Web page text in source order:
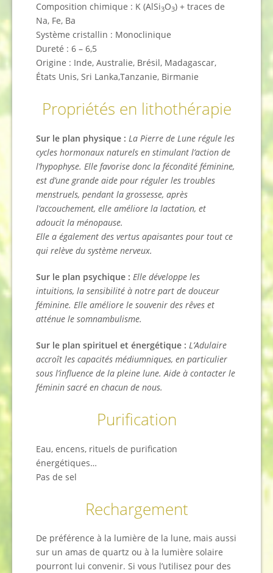
Composition chimique : K (AlSi3O3) + traces de
Na, Fe, Ba
Système cristallin : Monoclinique
Dureté : 6 – 6,5
Origine : Inde, Australie, Brésil, Madagascar,
États Unis, Sri Lanka,Tanzanie, Birmanie
Propriétés en lithothérapie
Sur le plan physique : La Pierre de Lune régule les
cycles hormonaux naturels en stimulant l’action de
l’hypophyse. Elle favorise donc la fécondité féminine,
est d’une grande aide pour réguler les troubles
menstruels, pendant la grossesse, après
l’accouchement, elle améliore la lactation, et
adoucit la ménopause.
Elle a également des vertus apaisantes pour tout ce
qui relève du système nerveux.
Sur le plan psychique : Elle développe les
intuitions, la sensibilité à notre part de douceur
féminine. Elle améliore le souvenir des rêves et
atténue le somnambulisme.
Sur le plan spirituel et énergétique : L’Adulaire
accroît les capacités médiumniques, en particulier
sous l’influence de la pleine lune. Aide à contacter le
féminin sacré en chacun de nous.
Purification
Eau, encens, rituels de purification
énergétiques…
Pas de sel
Rechargement
De préférence à la lumière de la lune, mais aussi
sur un amas de quartz ou à la lumière solaire
pourront lui convenir. Si vous l’utilisez pour des